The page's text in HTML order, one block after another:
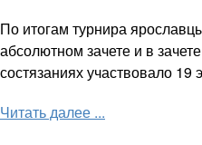
По итогам турнира
абсолютном зачете и в
состязаниях участвовало 19
Читать далее ...